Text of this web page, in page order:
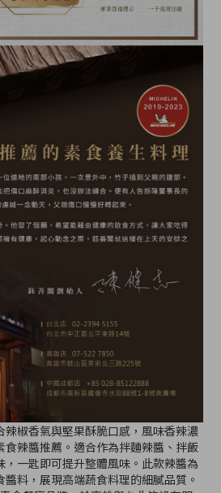
辣椒香氣與堅果酥脆口感，風味香辣濃
辣醬推薦。適合作為拌麵辣醬、拌飯
，一匙即可提升整體風味。此款辣醬為
料，展現高端蔬食料理的細膩品質。